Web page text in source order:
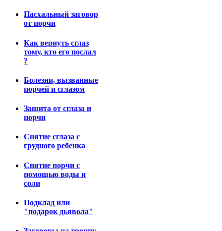
Пасхальный заговор
от порчи
Как вернуть сглаз
тому, кто его послал
?
Болезни, вызванные
порчей и сглазом
Защита от сглаза и
порчи
Снятие сглаза с
грудного ребенка
Снятие порчи с
помощью воды и
соли
Подклад или
"подарок дьявола"